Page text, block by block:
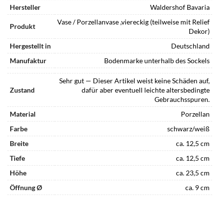
Hersteller Waldershof Bavaria
Produkt
Vase / Porzellanvase ,viereckig (teilweise mit Relief
Dekor)
Hergestellt in
Deutschland
Manufaktur
Bodenmarke unterhalb des Sockels
Zustand
Sehr gut — Dieser Artikel weist keine Schäden auf,
dafür aber eventuell leichte altersbedingte
Gebrauchsspuren.
Material
Porzellan
Farbe
schwarz/weiß
Breite
ca. 12,5 cm
Tiefe
ca. 12,5 cm
Höhe
ca. 23,5 cm
Öffnung Ø
ca. 9 cm